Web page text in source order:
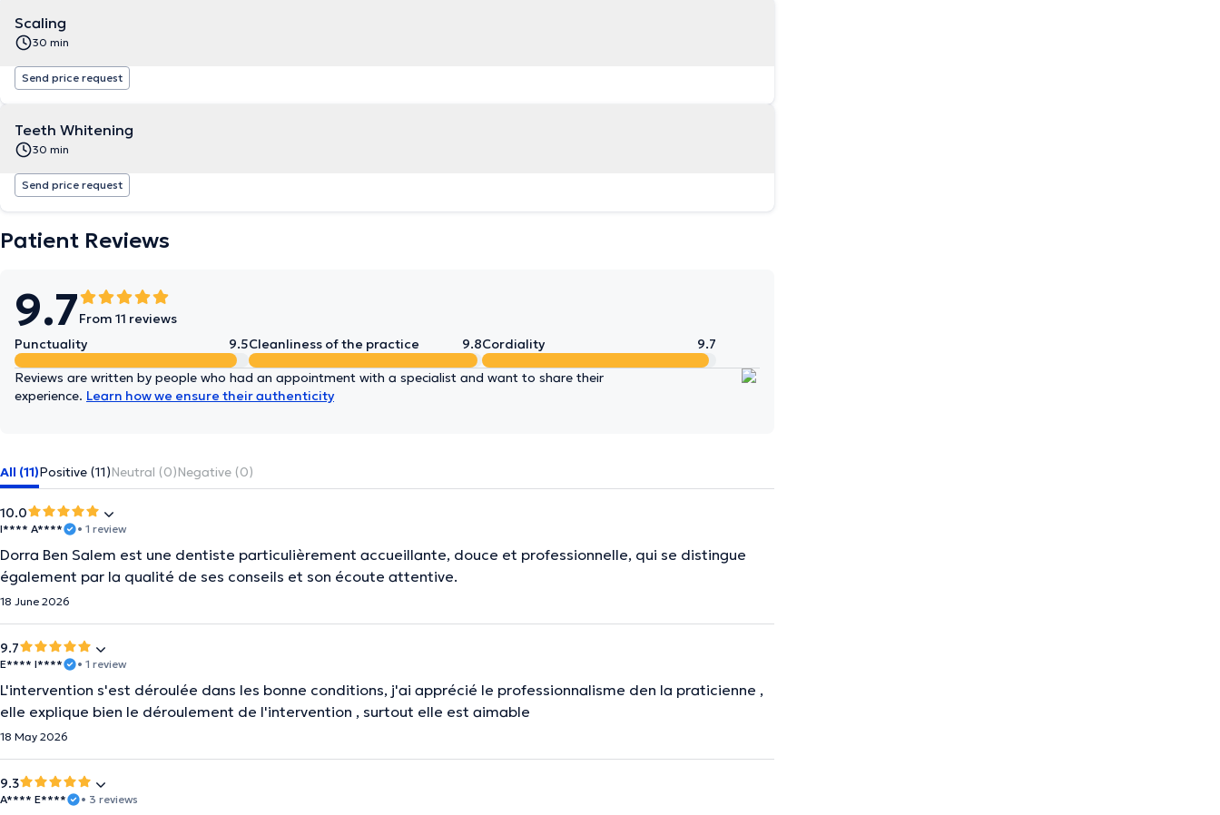
Scaling
30 min
Send price request
Teeth Whitening
30 min
Send price request
Patient Reviews
9.7From 11 reviews
Punctuality
9.5Cleanliness of the practice 9.8Cordiality 9.7
Reviews are written by people who had an appointment with a specialist and want to share their
experience. Learn how we ensure their authenticity
All (11)Positive (11)Neutral (0)Negative (0)
10.0
I**** A**** • 1 review
Dorra Ben Salem est une dentiste particulièrement accueillante, douce et professionnelle, qui se distingue
également par la qualité de ses conseils et son écoute attentive.
18 June 2026
9.7
E**** I**** • 1 review
L'intervention s'est déroulée dans les bonne conditions, j'ai apprécié le professionnalisme den la praticienne ,
elle explique bien le déroulement de l'intervention , surtout elle est aimable
18 May 2026
9.3
A**** E**** • 3 reviews